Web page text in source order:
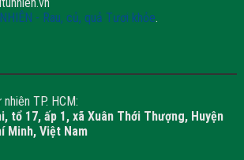
- Rau, củ, quả Tươi khỏe.
TP. HCM:
tổ 17, ấp 1, xã Xuân Thới Thượng, Huyện
Minh, Việt Nam